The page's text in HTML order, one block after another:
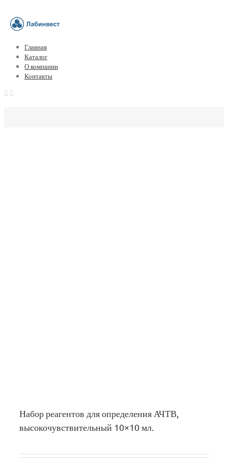
Главная
Каталог
О компании
Контакты
Набор реагентов для определения АЧТВ,
высокочувствительный 10×10 мл.